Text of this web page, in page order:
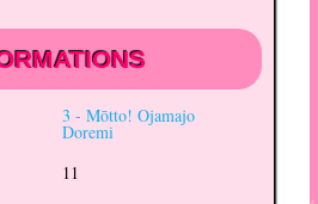
3 - Mōtto! Ojamajo
Doremi
11